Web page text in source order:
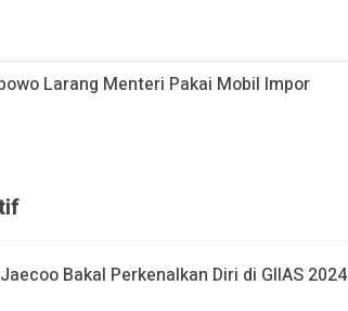
Larang Menteri Pakai Mobil Impor
Bakal Perkenalkan Diri di GIIAS 2024